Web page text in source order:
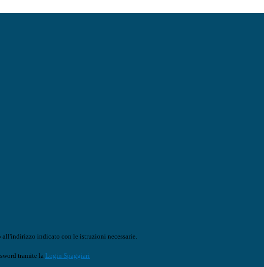
all'indirizzo indicato con le istruzioni necessarie.
tramite la Login Spaggiari